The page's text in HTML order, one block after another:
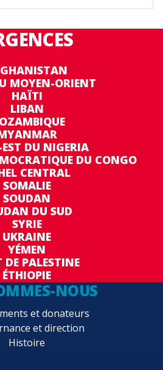
MOYEN-ORIENT
HAÏTI
LIBAN
DU NIGERIA
DU CONGO
CENTRAL
SOMALIE
SOUDAN
DU SUD
SYRIE
UKRAINE
YÉMEN
DE PALESTINE
ÉTHIOPIE
NOUS
et donateurs
et direction
Histoire